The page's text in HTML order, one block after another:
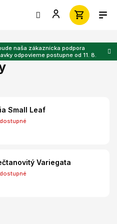
naša zákaznícka podpora
odpovieme postupne od 11. 8.
Small Leaf
Variegata